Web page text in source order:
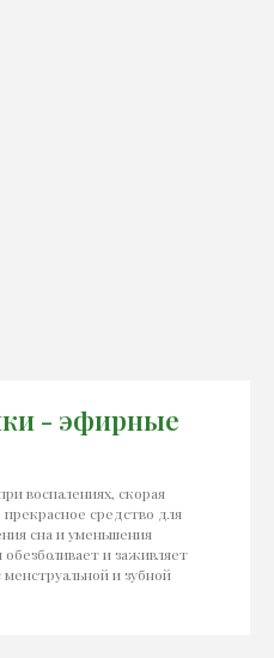
- эфирные
воспалениях, скорая
средство для
сна и уменьшения
и заживляет
и зубной